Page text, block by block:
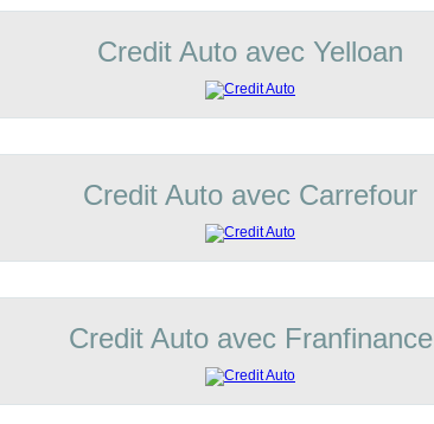
Credit Auto avec Yelloan
Credit Auto avec Carrefour
Credit Auto avec Franfinance